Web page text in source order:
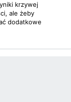
krzywej
ale żeby
dodatkowe